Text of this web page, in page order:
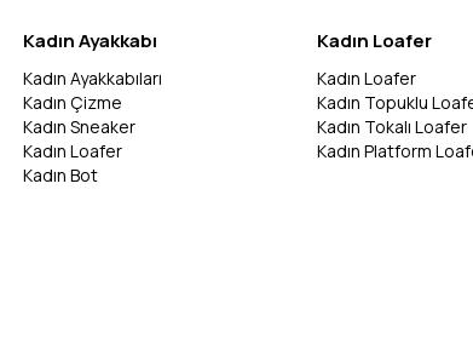
Kadın Ayakkabı
Kadın Ayakkabıları
Kadın Çizme
Kadın Sneaker
Kadın Loafer
Kadın Bot
Kadın Loafer
Kadın Loafer
Kadın Topuklu
Kadın Tokalı Loafer
Kadın Platform